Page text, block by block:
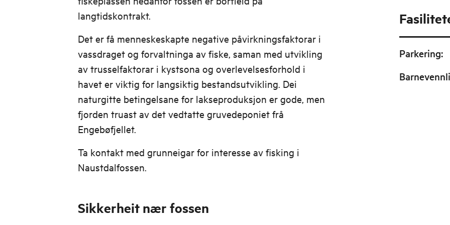
langtidskontrakt.
Det er få menneskeskapte negative påvirkningsfaktorar i
vassdraget og forvaltninga av fiske, saman med utvikling
av trusselfaktorar i kystsona og overlevelsesforhold i
havet er viktig for langsiktig bestandsutvikling. Dei
naturgitte betingelsane for lakseproduksjon er gode, men
fjorden truast av det vedtatte gruvedeponiet frå
Engebøfjellet.
Ta kontakt med grunneigar for interesse av fisking i
Naustdalfossen.
Sikkerheit nær fossen
Parkering: